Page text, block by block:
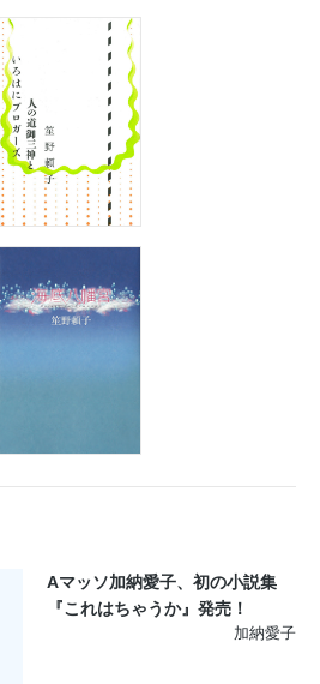
Aマッソ加納愛子、初の小説集
『これはちゃうか』発売！
加納愛子